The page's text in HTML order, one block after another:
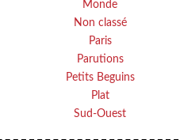
Monde
Non classé
Paris
Parutions
Petits Beguins
Plat
Sud-Ouest